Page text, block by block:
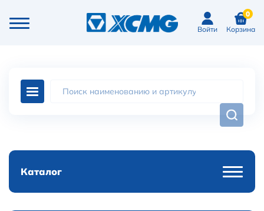
Войти Корзина
0
Каталог